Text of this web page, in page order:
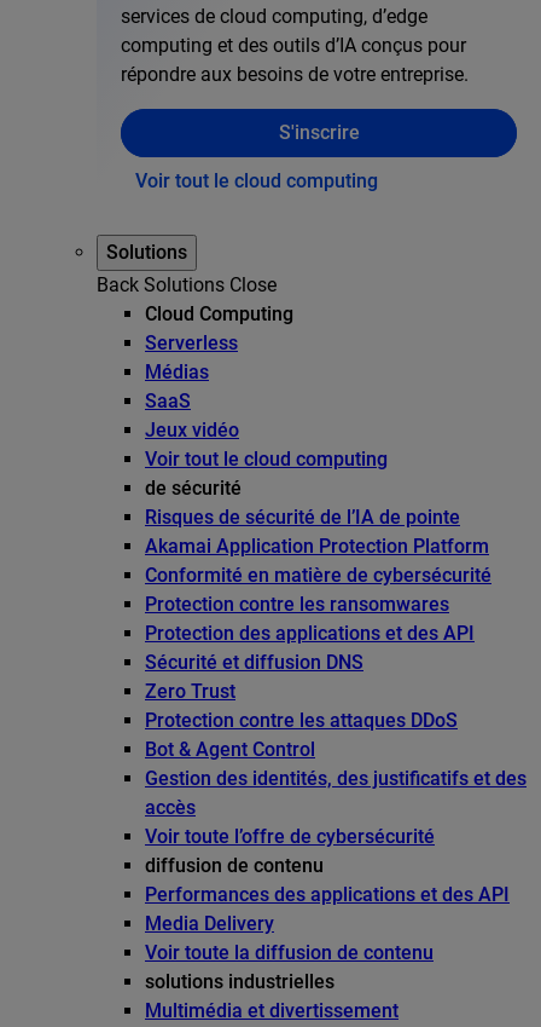
services de cloud computing, d’edge
computing et des outils d’IA conçus pour
répondre aux besoins de votre entreprise.
S'inscrire
Voir tout le cloud computing
Solutions
Back Solutions Close
Cloud Computing
Serverless
Médias
SaaS
Jeux vidéo
Voir tout le cloud computing
de sécurité
Risques de sécurité de l’IA de pointe
Akamai Application Protection Platform
Conformité en matière de cybersécurité
Protection contre les ransomwares
Protection des applications et des API
Sécurité et diffusion DNS
Zero Trust
Protection contre les attaques DDoS
Bot & Agent Control
Gestion des identités, des justificatifs et des
accès
Voir toute l’offre de cybersécurité
diffusion de contenu
Performances des applications et des API
Media Delivery
Voir toute la diffusion de contenu
solutions industrielles
Multimédia et divertissement